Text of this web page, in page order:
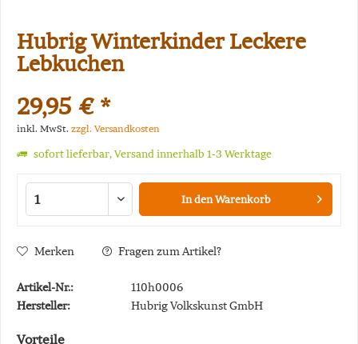
Hubrig Winterkinder Leckere
Lebkuchen
29,95 € *
inkl. MwSt. zzgl. Versandkosten
sofort lieferbar, Versand innerhalb 1-3 Werktage
In denWarenkorb
Merken Fragen zum Artikel?
Artikel-Nr.:
110h0006
Hersteller:
Hubrig Volkskunst GmbH
Vorteile